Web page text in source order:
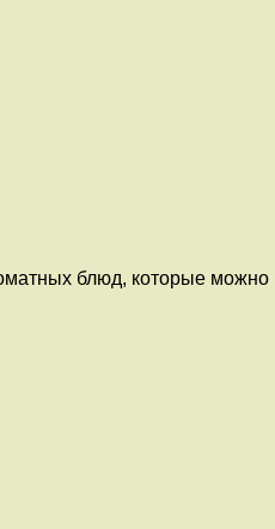
блюд, которые можно